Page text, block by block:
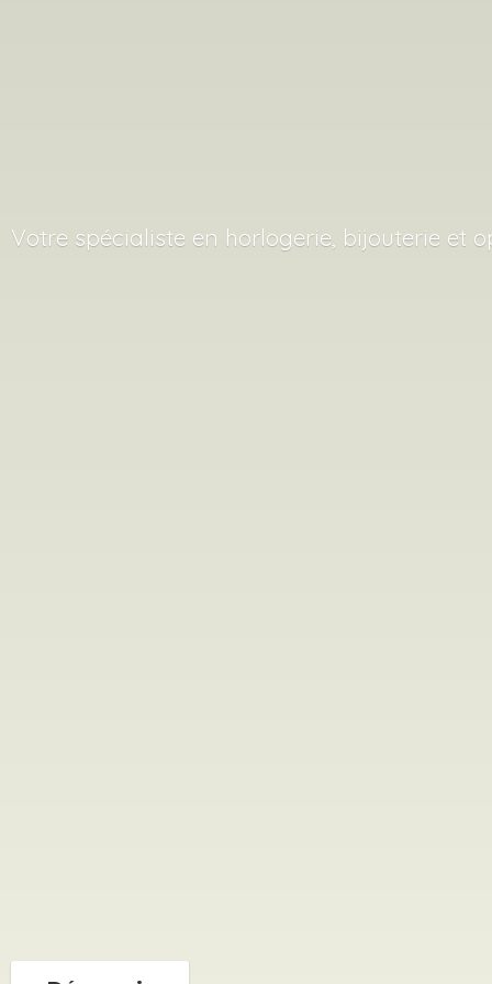
Votre spécialiste en horlogerie, bijouterie et